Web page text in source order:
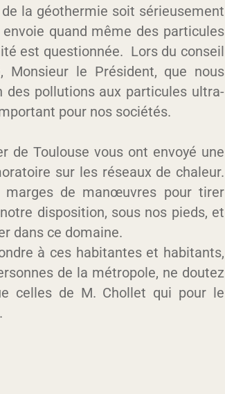
la géothermie soit sérieusement
quand même des particules
est questionnée. Lors du conseil
le Président, que nous
pollutions aux particules ultra-
pour nos sociétés.
de Toulouse vous ont envoyé une
sur les réseaux de chaleur.
marges de manœuvres pour tirer
disposition, sous nos pieds, et
dans ce domaine.
à ces habitantes et habitants,
de la métropole, ne doutez
celles de M. Chollet qui pour le